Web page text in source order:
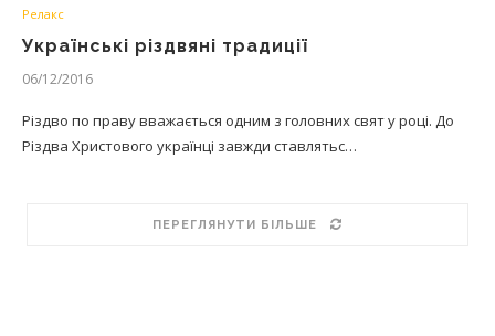
Релакс
Українські різдвяні традиції
06/12/2016
Різдво по праву вважається одним з головних свят у році. До
Різдва Христового українці завжди ставлятьс…
ПЕРЕГЛЯНУТИ БІЛЬШЕ